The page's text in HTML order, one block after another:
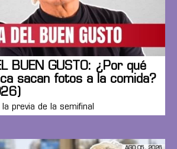
BUEN GUSTO: ¿Por qué
sacan fotos a la comida?
previa de la semifinal